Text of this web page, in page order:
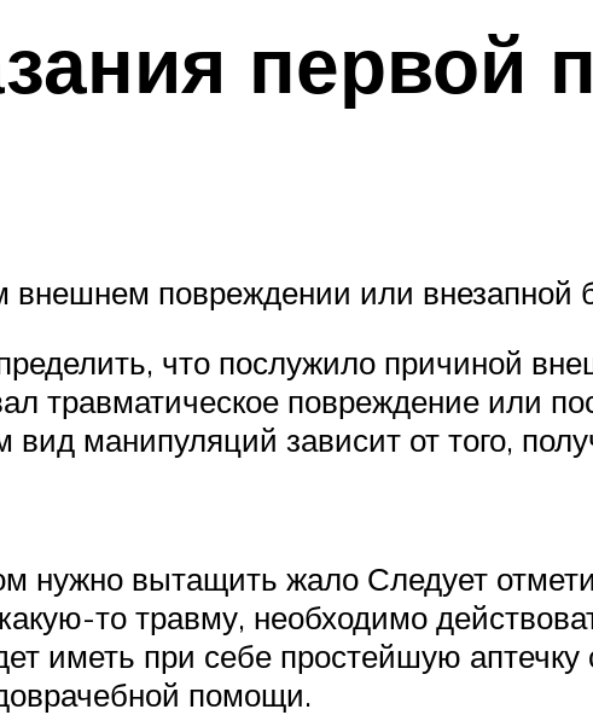
первой
повреждении или внезапной
что послужило причиной
травматическое повреждение или
манипуляций зависит от того,
нужно вытащить жало Следует
то травму, необходимо
иметь при себе простейшую
помощи.